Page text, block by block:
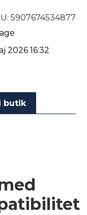
5907674534877
2026 16:32
butik